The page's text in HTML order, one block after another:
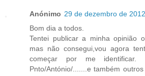
Anónimo 29 de dezembro de
Bom dia a todos.
Tentei publicar a minha opinião
mas não consegui,vou agora
começar por me identificar.
Pnto/António/.......e também